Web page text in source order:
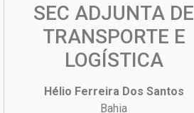
SEC ADJUNTA DE
TRANSPORTE E
LOGÍSTICA
Hélio Ferreira Dos Santos
Bahia